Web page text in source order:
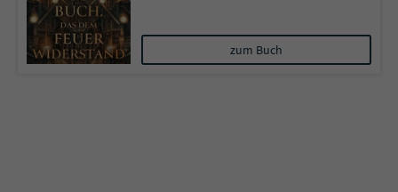
zum Buch